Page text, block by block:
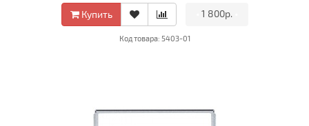
Купить 1 800р.
Код товара: 5403-01